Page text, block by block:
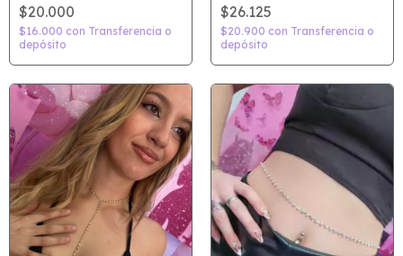
$20.000
$16.000 con Transferencia o
depósito
$26.125
$20.900 con Transferencia o
depósito